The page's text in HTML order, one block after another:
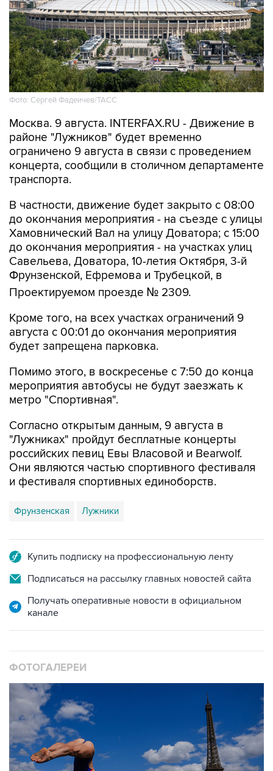
Фото: Сергей Фадеичев/ТАСС
Москва. 9 августа. INTERFAX.RU - Движение в
ограничено 9 августа в связи с проведением
концерта, сообщили в столичном департаменте
транспорта.
В частности, движение будет закрыто с 08:00
Хамовнический Вал на улицу Доватора; с 15:00
до окончания мероприятия - на участках улиц
Савельева, Доватора, 10-летия Октября, 3-й
Фрунзенской, Ефремова и Трубецкой, в
Проектируемом проезде № 2309.
Кроме того, на всех участках ограничений 9
будет запрещена парковка.
Помимо этого, в воскресенье с 7:50 до конца
метро "Спортивная".
Согласно открытым данным, 9 августа в
российских певиц Евы Власовой и Bearwolf.
Они являются частью спортивного фестиваля
и фестиваля спортивных единоборств.
Фрунзенская Лужники
Подписаться на рассылку главных новостей сайта
Получать оперативные новости в официальном